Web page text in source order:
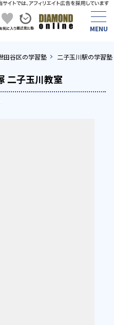
田谷区の学習塾 二子玉川駅の学習塾
二子玉川教室